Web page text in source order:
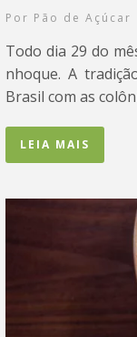
Por Pão de Açúcar
Todo dia 29 do
nhoque. A
Brasil com as
LEIA MAIS